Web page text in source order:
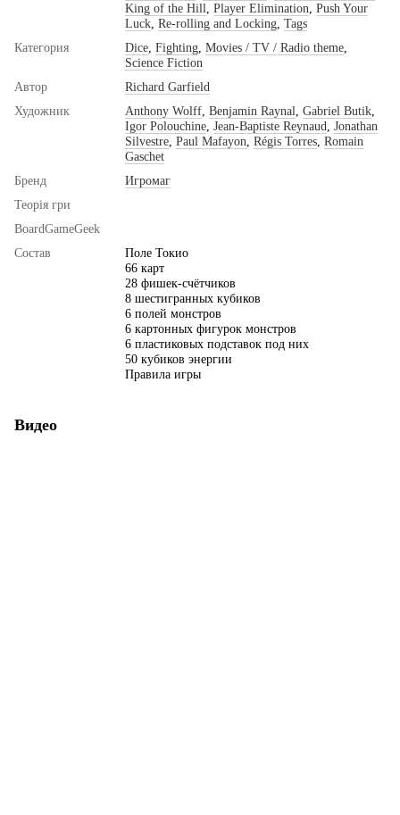
King of the Hill, Player Elimination, Push Your
Luck, Re-rolling and Locking, Tags
Категория
Dice, Fighting, Movies / TV / Radio theme,
Science Fiction
Автор
Richard Garfield
Художник
Anthony Wolff, Benjamin Raynal, Gabriel Butik,
Igor Polouchine, Jean-Baptiste Reynaud, Jonathan
Silvestre, Paul Mafayon, Régis Torres, Romain
Gaschet
Бренд
Игромаг
Теорія гри
BoardGameGeek
Состав
Поле Токио
66 карт
28 фишек-счётчиков
8 шестигранных кубиков
6 полей монстров
6 картонных фигурок монстров
6 пластиковых подставок под них
50 кубиков энергии
Правила игры
Видео